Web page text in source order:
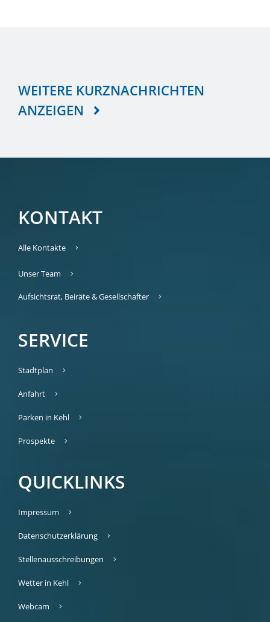
WEITERE KURZNACHRICHTEN
ANZEIGEN
KONTAKT
Alle Kontakte
Unser Team
Aufsichtsrat, Beiräte & Gesellschafter
SERVICE
Stadtplan
Anfahrt
Parken in Kehl
Prospekte
QUICKLINKS
Impressum
Datenschutzerklärung
Stellenausschreibungen
Wetter in Kehl
Webcam